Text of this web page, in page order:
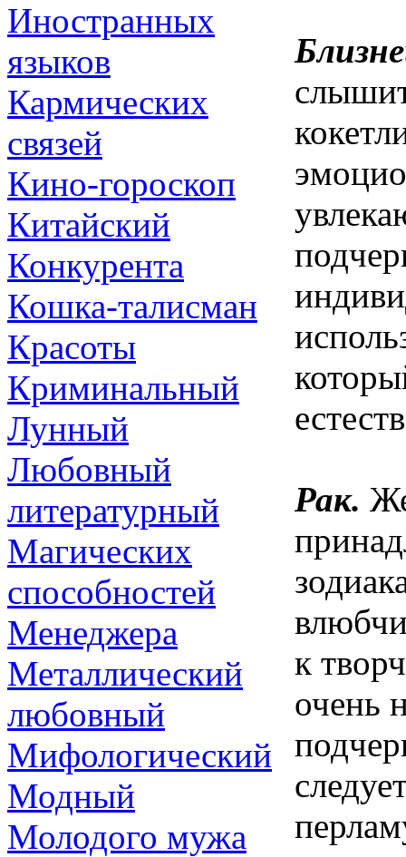
Иностранных
языков
Кармических
связей
Кино-гороскоп
Китайский
Конкурента
Кошка-талисман
Красоты
Криминальный
Лунный
Любовный
литературный
Магических
способностей
Менеджера
Металлический
любовный
Мифологический
Модный
Молодого мужа
Рак.
к
очень